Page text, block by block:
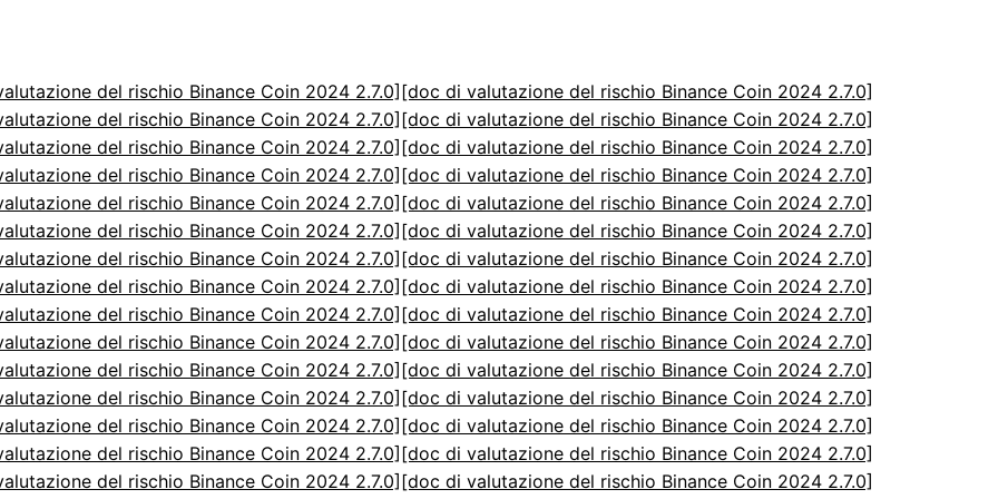
del rischio Binance Coin 2024 2.7.0] [doc di valutazione del rischio Binance Coin 2024 2.7.0]
del rischio Binance Coin 2024 2.7.0] [doc di valutazione del rischio Binance Coin 2024 2.7.0]
del rischio Binance Coin 2024 2.7.0] [doc di valutazione del rischio Binance Coin 2024 2.7.0]
del rischio Binance Coin 2024 2.7.0] [doc di valutazione del rischio Binance Coin 2024 2.7.0]
del rischio Binance Coin 2024 2.7.0] [doc di valutazione del rischio Binance Coin 2024 2.7.0]
del rischio Binance Coin 2024 2.7.0] [doc di valutazione del rischio Binance Coin 2024 2.7.0]
del rischio Binance Coin 2024 2.7.0] [doc di valutazione del rischio Binance Coin 2024 2.7.0]
del rischio Binance Coin 2024 2.7.0] [doc di valutazione del rischio Binance Coin 2024 2.7.0]
del rischio Binance Coin 2024 2.7.0] [doc di valutazione del rischio Binance Coin 2024 2.7.0]
del rischio Binance Coin 2024 2.7.0] [doc di valutazione del rischio Binance Coin 2024 2.7.0]
del rischio Binance Coin 2024 2.7.0] [doc di valutazione del rischio Binance Coin 2024 2.7.0]
del rischio Binance Coin 2024 2.7.0] [doc di valutazione del rischio Binance Coin 2024 2.7.0]
del rischio Binance Coin 2024 2.7.0] [doc di valutazione del rischio Binance Coin 2024 2.7.0]
del rischio Binance Coin 2024 2.7.0] [doc di valutazione del rischio Binance Coin 2024 2.7.0]
del rischio Binance Coin 2024 2.7.0] [doc di valutazione del rischio Binance Coin 2024 2.7.0]